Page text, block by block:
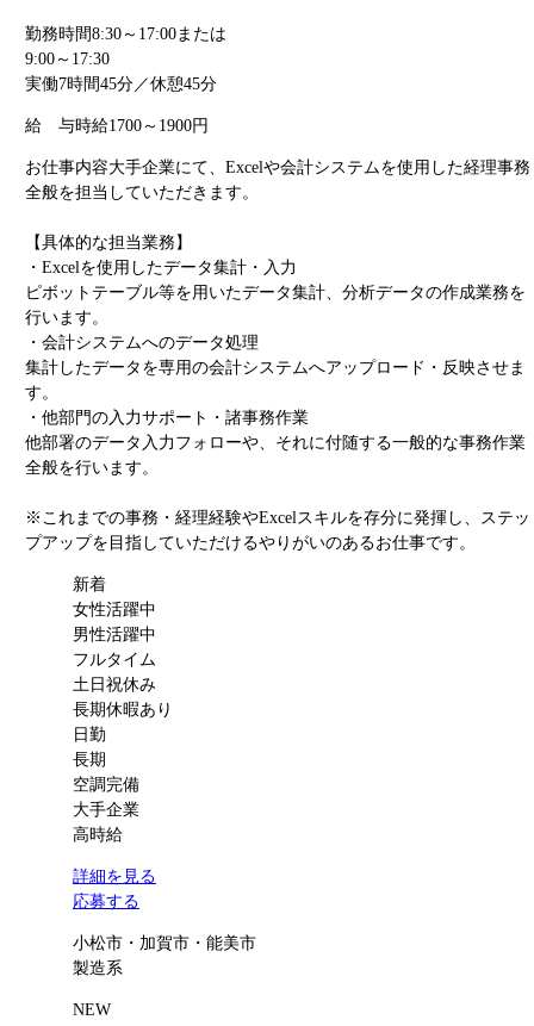
勤務時間8:30～17:00または
9:00～17:30
実働7時間45分／休憩45分
給 与時給1700～1900円
お仕事内容大手企業にて、Excelや会計システムを使用した経理事務
全般を担当していただきます。
【具体的な担当業務】
・Excelを使用したデータ集計・入力
ピボットテーブル等を用いたデータ集計、分析データの作成業務を
行います。
・会計システムへのデータ処理
集計したデータを専用の会計システムへアップロード・反映させま
す。
・他部門の入力サポート・諸事務作業
他部署のデータ入力フォローや、それに付随する一般的な事務作業
全般を行います。
※これまでの事務・経理経験やExcelスキルを存分に発揮し、ステッ
プアップを目指していただけるやりがいのあるお仕事です。
新着
女性活躍中
男性活躍中
フルタイム
土日祝休み
長期休暇あり
日勤
長期
空調完備
大手企業
高時給
詳細を見る
応募する
小松市・加賀市・能美市
製造系
NEW